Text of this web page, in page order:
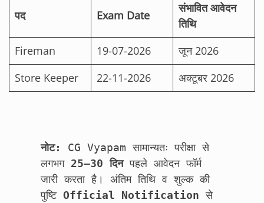
पद Exam Date
संभावित आवेदन
तिथि
Fireman
19-07-2026
जून 2026
Store Keeper
22-11-2026 अक्टूबर 2026
नोट: CG Vyapam सामान्यतः परीक्षा से
लगभग 25–30 दिन पहले आवेदन फॉर्म
जारी करता है। अंतिम तिथि व शुल्क की
पुष्टि Official Notification से